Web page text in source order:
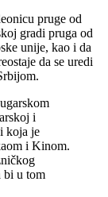
pruge od
gradi pruga od
unije, kao i da
da se uredi
i
koja je
i Kinom.
bi u tom